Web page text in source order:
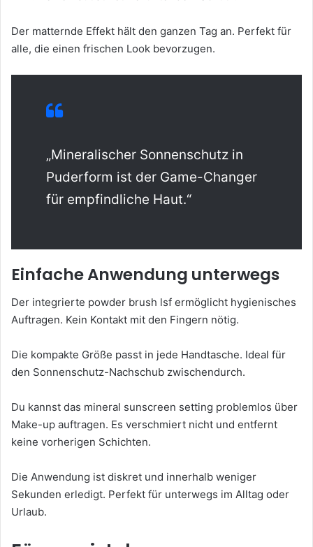
Der matternde Effekt hält den ganzen Tag an. Perfekt für
alle, die einen frischen Look bevorzugen.
„Mineralischer Sonnenschutz in
Puderform ist der Game-Changer
für empfindliche Haut.“
Einfache Anwendung unterwegs
Der integrierte powder brush lsf ermöglicht hygienisches
Auftragen. Kein Kontakt mit den Fingern nötig.
Die kompakte Größe passt in jede Handtasche. Ideal für
den Sonnenschutz-Nachschub zwischendurch.
Du kannst das mineral sunscreen setting problemlos über
Make-up auftragen. Es verschmiert nicht und entfernt
keine vorherigen Schichten.
Die Anwendung ist diskret und innerhalb weniger
Sekunden erledigt. Perfekt für unterwegs im Alltag oder
Urlaub.